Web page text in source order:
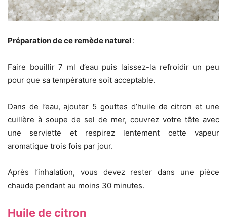
Préparation de ce remède naturel :
Faire bouillir 7 ml d’eau puis laissez-la refroidir un peu
pour que sa température soit acceptable.
Dans de l’eau, ajouter 5 gouttes d’huile de citron et une
cuillère à soupe de sel de mer, couvrez votre tête avec
une serviette et respirez lentement cette vapeur
aromatique trois fois par jour.
Après l’inhalation, vous devez rester dans une pièce
chaude pendant au moins 30 minutes.
Huile de citron